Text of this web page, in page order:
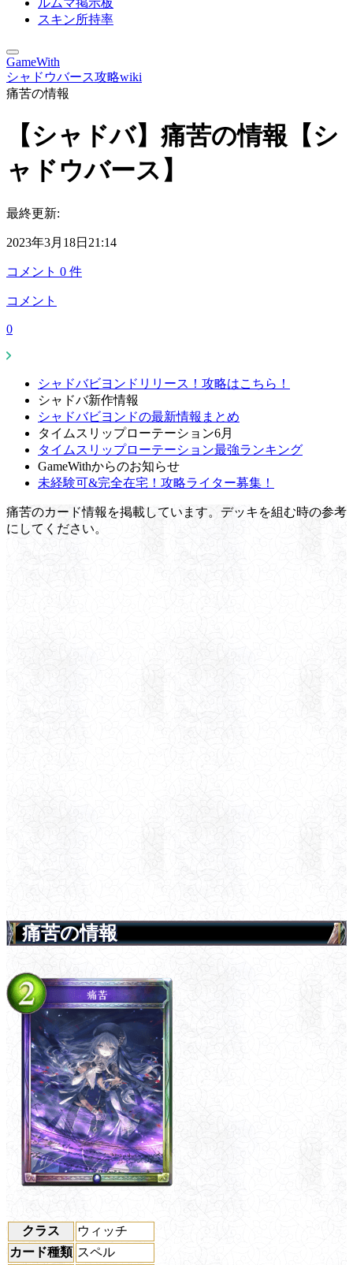
ルムマ掲示板
スキン所持率
GameWith
シャドウバース攻略wiki
痛苦の情報
【シャドバ】痛苦の情報【シ
ャドウバース】
最終更新:
2023年3月18日21:14
コメント 0 件
コメント
0
シャドバビヨンドリリース！攻略はこちら！
シャドバ新作情報
シャドバビヨンドの最新情報まとめ
タイムスリップローテーション6月
タイムスリップローテーション最強ランキング
GameWithからのお知らせ
未経験可&完全在宅！攻略ライター募集！
痛苦のカード情報を掲載しています。デッキを組む時の参考
にしてください。
痛苦の情報
クラス
ウィッチ
カード種類 スペル